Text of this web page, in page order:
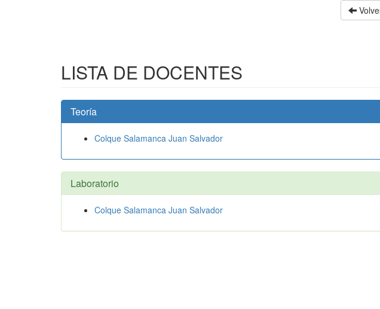
LISTA DE DOCENTES
Teoría
Colque Salamanca Juan Salvador
Laboratorio
Colque Salamanca Juan Salvador